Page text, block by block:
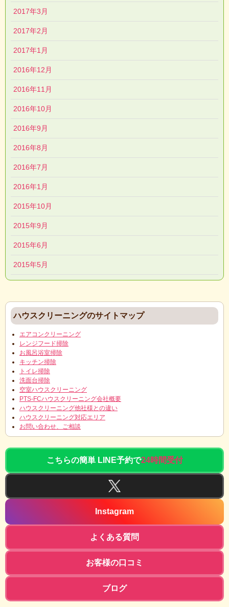
2017年3月
2017年2月
2017年1月
2016年12月
2016年11月
2016年10月
2016年9月
2016年8月
2016年7月
2016年1月
2015年10月
2015年9月
2015年6月
2015年5月
ハウスクリーニングのサイトマップ
エアコンクリーニング
レンジフード掃除
お風呂浴室掃除
キッチン掃除
トイレ掃除
洗面台掃除
空室ハウスクリーニング
PTS-FCハウスクリーニング会社概要
ハウスクリーニング他社様との違い
ハウスクリーニング対応エリア
お問い合わせ、ご相談
こちらの簡単 LINE予約で24時間受付
Instagram
よくある質問
お客様の口コミ
ブログ